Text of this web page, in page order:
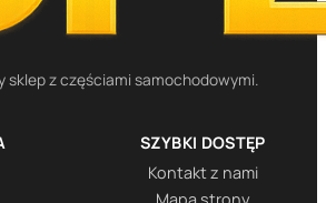
sklep z częściami samochodowymi.
SZYBKI DOSTĘP
Kontakt z nami